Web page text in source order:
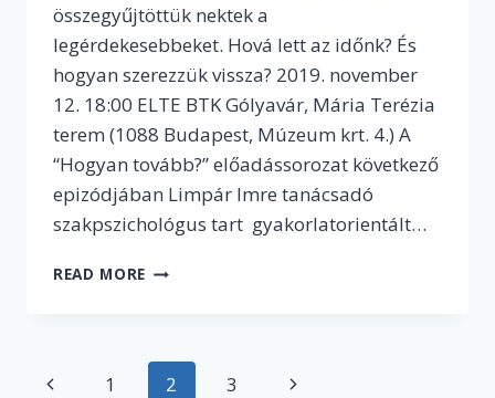
összegyűjtöttük nektek a
legérdekesebbeket. Hová lett az időnk? És
hogyan szerezzük vissza? 2019. november
12. 18:00 ELTE BTK Gólyavár, Mária Terézia
terem (1088 Budapest, Múzeum krt. 4.) A
“Hogyan tovább?” előadássorozat következő
epizódjában Limpár Imre tanácsadó
szakpszichológus tart gyakorlatorientált…
READ MORE AJÁNLUNK
A
SZEMESZTER
Page
Previous
1 2 3 Next